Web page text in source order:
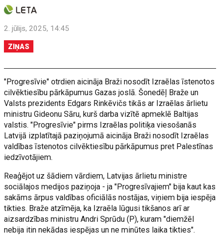
2. jūlijs, 2025, 14:45
ZIŅAS
"Progresīvie" otrdien aicināja Braži nosodīt Izraēlas īstenotos
cilvēktiesību pārkāpumus Gazas joslā. Šonedēļ Braže un
Valsts prezidents Edgars Rinkēvičs tikās ar Izraēlas ārlietu
ministru Gideonu Sāru, kurš darba vizītē apmeklē Baltijas
valstis. "Progresīvie" pirms Izraēlas politiķa viesošanās
Latvijā izplatītajā paziņojumā aicināja Braži nosodīt Izraēlas
valdības īstenotos cilvēktiesību pārkāpumus pret Palestīnas
iedzīvotājiem.
Reaģējot uz šādiem vārdiem, Latvijas ārlietu ministre
sociālajos medijos paziņoja - ja "Progresīvajiem" bija kaut kas
sakāms ārpus valdības oficiālās nostājas, viņiem bija iespēja
tikties. Braže atzīmēja, ka Izraēla lūgusi tikšanos arī ar
aizsardzības ministru Andri Sprūdu (P), kuram "diemžēl
nebija itin nekādas iespējas un ne minūtes laika tikties".